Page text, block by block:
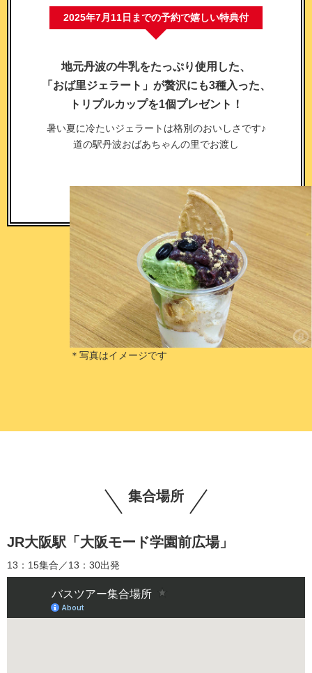
2025年7月11日までの予約で嬉しい特典付
地元丹波の牛乳をたっぷり使用した、
「おば里ジェラート」が贅沢にも3種入った、
トリプルカップを1個プレゼント！
暑い夏に冷たいジェラートは格別のおいしさです♪
道の駅丹波おばあちゃんの里でお渡し
＊写真はイメージです
集合場所
JR大阪駅「大阪モード学園前広場」
13：15集合／13：30出発